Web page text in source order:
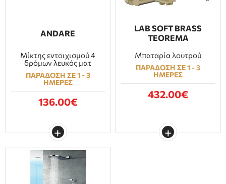
ANDARE
Μίκτης εντοιχισμού 4
δρόμων λευκός ματ
ΠΑΡΑΔΟΣΗ ΣΕ 1 - 3
ΗΜΕΡΕΣ
136.00€
LAB SOFT BRASS
TEOREMA
Μπαταρία λουτρού
ΠΑΡΑΔΟΣΗ ΣΕ 1 - 3
ΗΜΕΡΕΣ
432.00€